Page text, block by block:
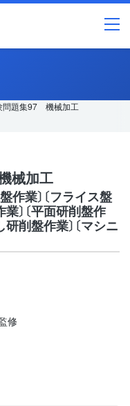
問題集97 機械加工
械加工
作業〕〔フライス盤
〕〔平面研削盤作
研削盤作業〕〔マシニ
修